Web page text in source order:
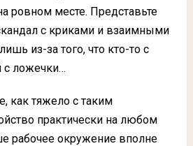
ровном месте. Представьте
с криками и взаимными
из-за того, что кто-то с
с ложечки…
как тяжело с таким
практически на любом
рабочее окружение вполне